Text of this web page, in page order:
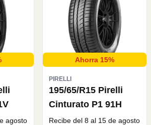
agosto
Ahorra 15%
PIRELLI
195/65/R15 Pirelli
Cinturato P1 91H
Recibe del 8 al 15 de agosto